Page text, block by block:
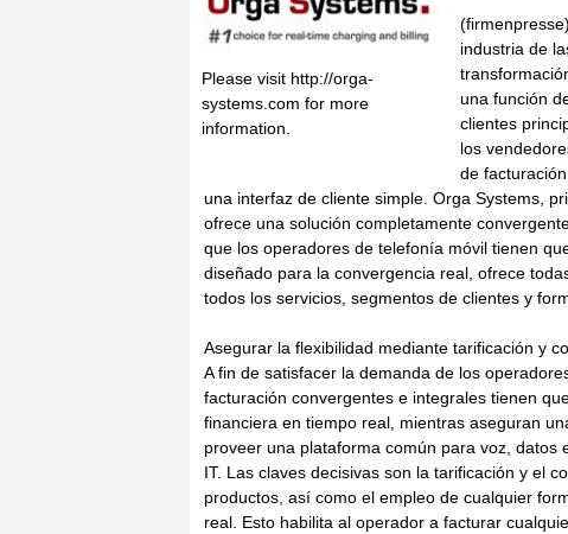
Please visit http://orga-
systems.com for more
information.
industria de
una función
clientes
los
de
una interfaz de cliente simple. Orga Systems,
ofrece una solución completamente
que los operadores de telefonía móvil tienen
diseñado para la convergencia real, ofrece
todos los servicios, segmentos de clientes y
Asegurar la flexibilidad mediante tarificación y
A fin de satisfacer la demanda de los
facturación convergentes e integrales tienen
financiera en tiempo real, mientras aseguran
proveer una plataforma común para voz,
IT. Las claves decisivas son la tarificación y el
productos, así como el empleo de cualquier
real. Esto habilita al operador a facturar